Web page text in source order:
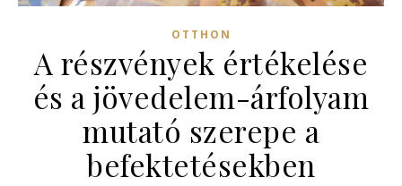
OTTHON
A részvények értékelése
és a jövedelem-árfolyam
mutató szerepe a
befektetésekben